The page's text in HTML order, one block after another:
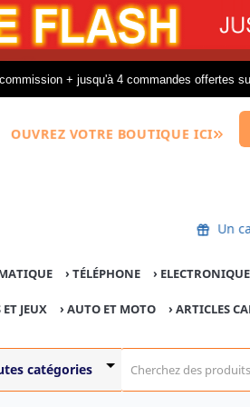
+ jusqu'à 4 commandes offertes
OUVREZ VOTRE BOUTIQUE ICI
›TÉLÉPHONE ›
ET JEUX ›AUTO ET MOTO › ARTICLES